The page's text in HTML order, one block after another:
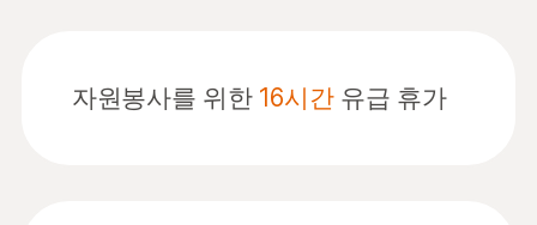
자원봉사를 위한 16시간유급 휴가